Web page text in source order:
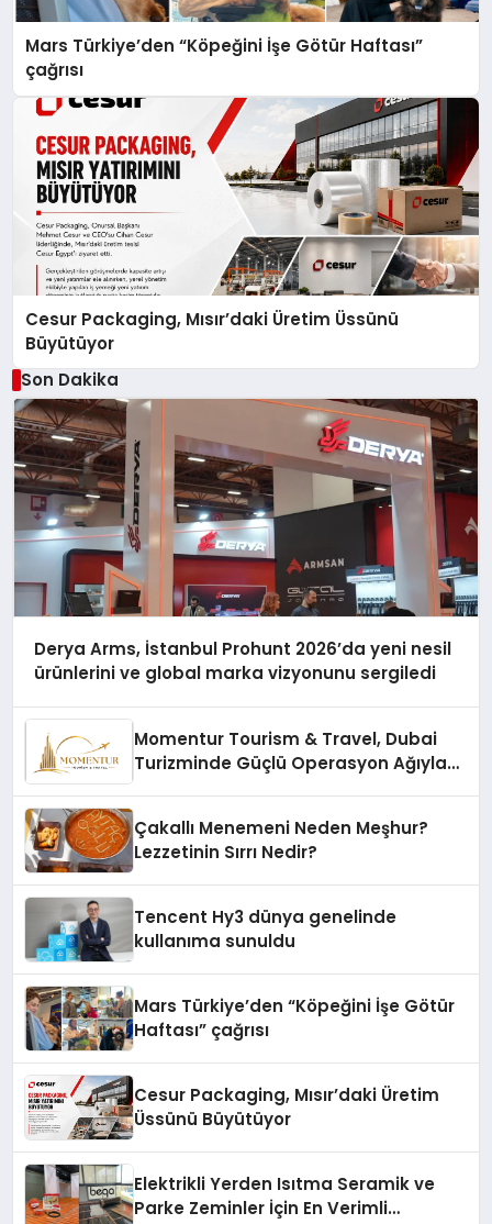
Mars Türkiye’den “Köpeğini İşe Götür Haftası”
çağrısı
Cesur Packaging, Mısır’daki Üretim Üssünü
Büyütüyor
Son Dakika
Derya Arms, İstanbul Prohunt 2026’da yeni nesil
ürünlerini ve global marka vizyonunu sergiledi
Momentur Tourism & Travel, Dubai
Turizminde Güçlü Operasyon Ağıyla
Çakallı Menemeni Neden Meşhur?
Lezzetinin Sırrı Nedir?
Tencent Hy3 dünya genelinde
kullanıma sunuldu
Mars Türkiye’den “Köpeğini İşe Götür
Haftası” çağrısı
Cesur Packaging, Mısır’daki Üretim
Üssünü Büyütüyor
Elektrikli Yerden Isıtma Seramik ve
Parke Zeminler İçin En Verimli